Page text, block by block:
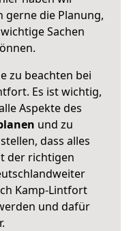
gerne die Planung,
Sachen
zu beachten bei
Es ist wichtig,
Aspekte des
und zu
dass alles
der richtigen
Kamp-Lintfort
und dafür